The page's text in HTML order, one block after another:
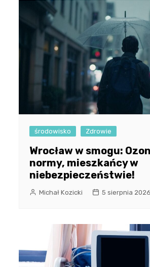
środowisko Zdrowie
Wrocław w smogu:
normy, mieszkańcy w
niebezpieczeństwie!
Michał Kozicki 5 sierpnia 2026